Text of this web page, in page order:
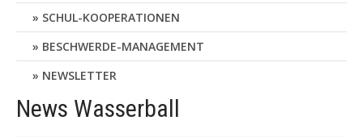
SCHUL-KOOPERATIONEN
BESCHWERDE-MANAGEMENT
NEWSLETTER
News Wasserball